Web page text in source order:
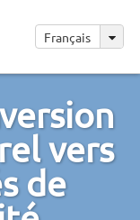
Français
vers
de